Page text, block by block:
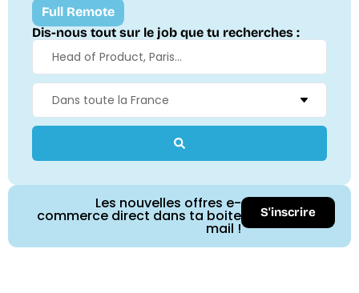
Full Remote
Dis-nous tout sur le job que tu recherches :
Les nouvelles offres e-
commerce direct dans ta boite
mail !
S'inscrire